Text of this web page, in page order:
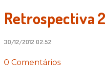
Retrospectiva
30/12/2012 02:52
0 Comentários